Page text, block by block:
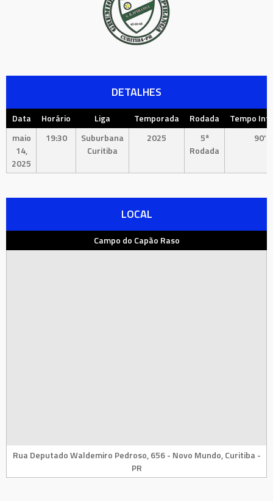
DETALHES
Data Horário Liga Temporada Rodada
Tempo
maio
14,
2025
19:30
Suburbana
Curitiba
2025
5ª
Rodada
90'
LOCAL
Campo do Capão Raso
Rua Deputado Waldemiro Pedroso, 656 - Novo Mundo, Curitiba -
PR